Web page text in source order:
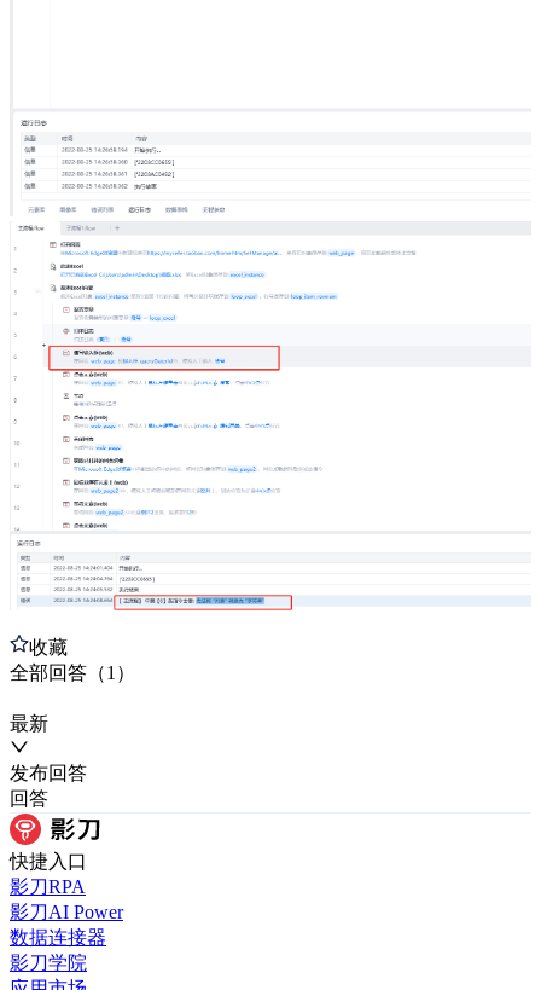
收藏
全部回答 （1 ）
最新
发布回答
回答
快捷入口
影刀RPA
影刀AI Power
数据连接器
影刀学院